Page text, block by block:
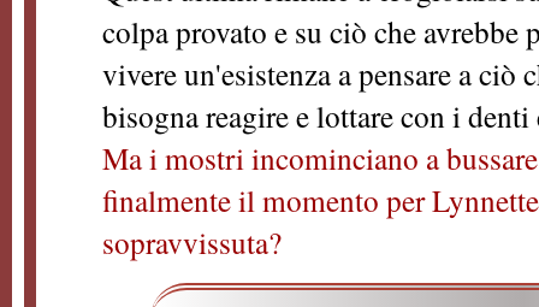
colpa provato e su ciò che
vivere un'esistenza a pensare a
bisogna reagire e lottare con i
Ma i mostri incominciano a
finalmente il momento per
sopravvissuta?